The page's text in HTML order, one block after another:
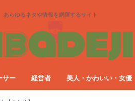
あらゆるネタや情報を網羅するサイト
サー 経営者 美人・かわいい・女優